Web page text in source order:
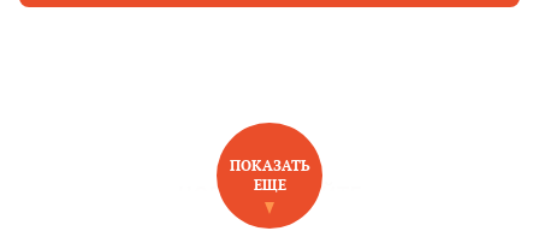
НОВОЕ НА САЙТЕ
ПОКАЗАТЬ
ЕЩЕ